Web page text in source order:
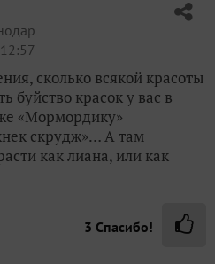
сколько всякой красоты
буйство красок у вас в
«Мормордику»
скрудж»… А там
как лиана, или как
3 Спасибо!